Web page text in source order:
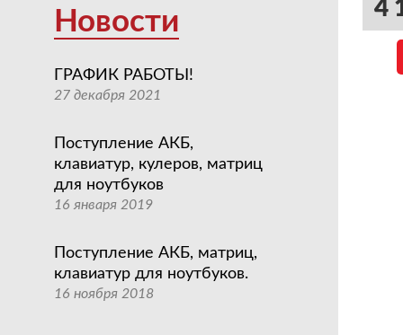
Новости
ГРАФИК РАБОТЫ!
27 декабря 2021
Поступление АКБ,
клавиатур, кулеров, матриц
для ноутбуков
16 января 2019
Поступление АКБ, матриц,
клавиатур для ноутбуков.
16 ноября 2018
4